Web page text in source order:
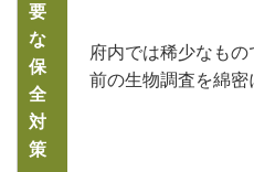
要
な
保
全
対
策
府内では稀少なも
前の生物調査を綿密